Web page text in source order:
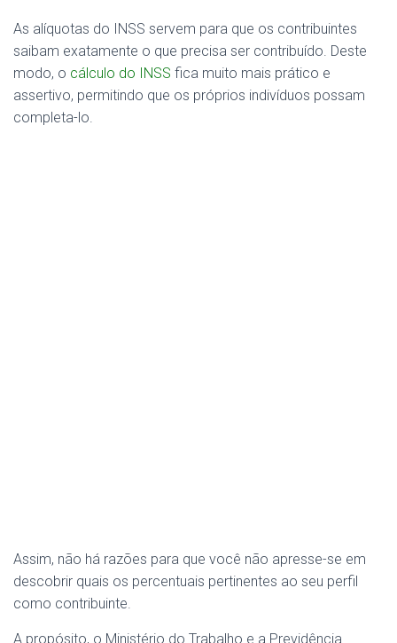
As alíquotas do INSS servem para que os contribuintes
saibam exatamente o que precisa ser contribuído. Deste
modo, o cálculo do INSS fica muito mais prático e
assertivo, permitindo que os próprios indivíduos possam
completa-lo.
Assim, não há razões para que você não apresse-se em
descobrir quais os percentuais pertinentes ao seu perfil
como contribuinte.
A propósito, o Ministério do Trabalho e a Previdência